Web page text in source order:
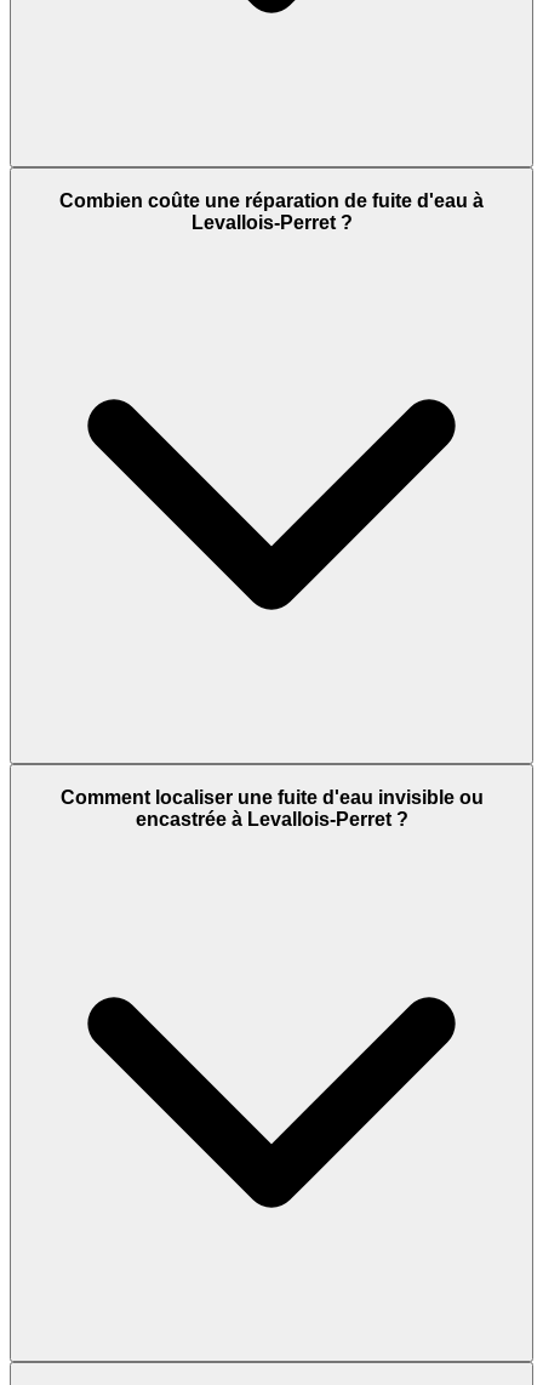
Combien coûte une réparation de fuite d'eau à
Levallois-Perret ?
Comment localiser une fuite d'eau invisible ou
encastrée à Levallois-Perret ?